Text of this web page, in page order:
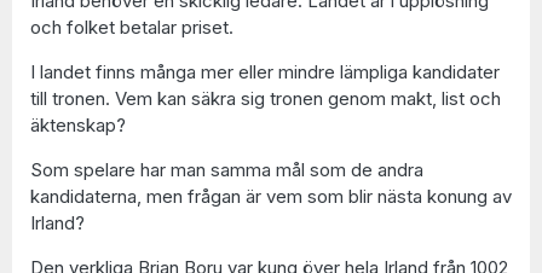
och folket betalar priset.
I landet finns många mer eller mindre lämpliga kandidater
till tronen. Vem kan säkra sig tronen genom makt, list och
äktenskap?
Som spelare har man samma mål som de andra
kandidaterna, men frågan är vem som blir nästa konung av
Irland?
Den verkliga Brian Boru var kung över hela Irland från 1002